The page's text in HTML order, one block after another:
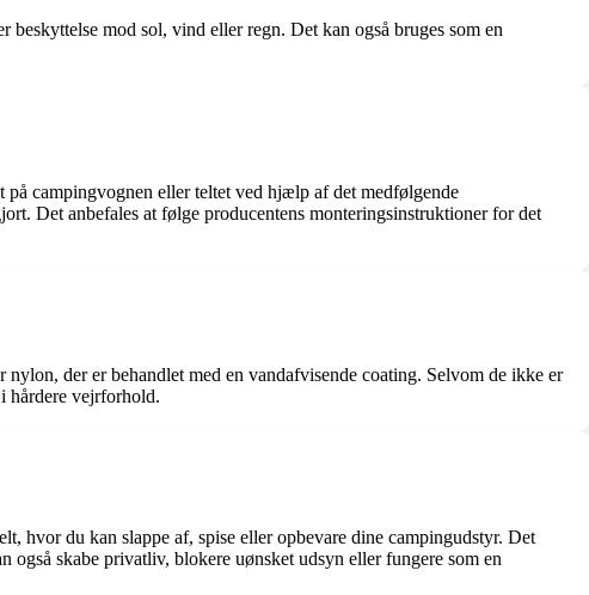
mod sol, vind eller regn. Det kan også bruges som en
campingvognen eller teltet ved hjælp af det medfølgende
Det anbefales at følge producentens monteringsinstruktioner for det
der er behandlet med en vandafvisende coating. Selvom de ikke er
hårdere vejrforhold.
hvor du kan slappe af, spise eller opbevare dine campingudstyr. Det
skabe privatliv, blokere uønsket udsyn eller fungere som en